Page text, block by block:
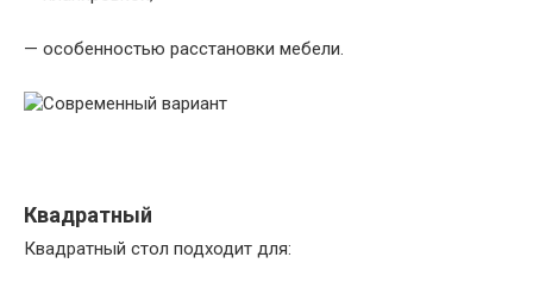
— особенностью расстановки мебели.
Квадратный
Квадратный стол подходит для: